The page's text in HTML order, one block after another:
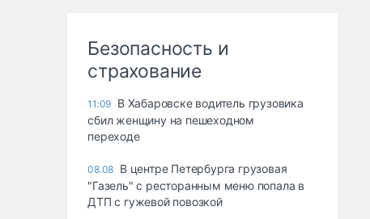
Безопасность и
страхование
11:09 В Хабаровске водитель грузовика
сбил женщину на пешеходном
переходе
08.08 В центре Петербурга грузовая
"Газель" с ресторанным меню попала в
ДТП с гужевой повозкой